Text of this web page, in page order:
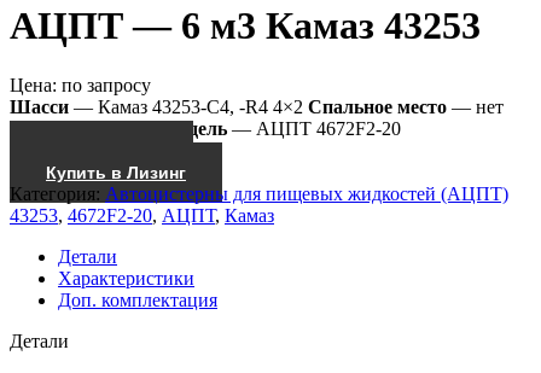
АЦПТ — 6 м3 Камаз 43253
Цена: по запросу
Шасси — Камаз 43253-С4, -R4 4×2 Спальное место — нет
Модель — АЦПТ 4672F2-20
Купить в Лизинг
Категория: Автоцистерны для пищевых жидкостей (АЦПТ)
43253, 4672F2-20, АЦПТ, Камаз
Детали
Характеристики
Доп. комплектация
Детали